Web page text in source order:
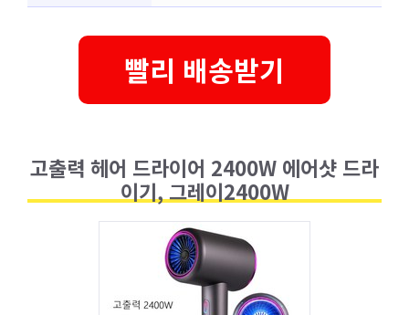
빨리 배송받기
고출력 헤어 드라이어 2400W 에어샷 드라
이기, 그레이2400W